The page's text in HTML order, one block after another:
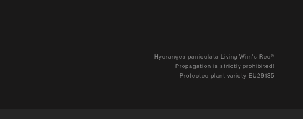
Hydrangea paniculata Living Wim's Red®
Propagation is strictly prohibited!
Protected plant variety EU29135